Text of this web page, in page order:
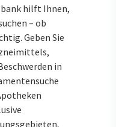
hilft Ihnen,
– ob
Geben Sie
in